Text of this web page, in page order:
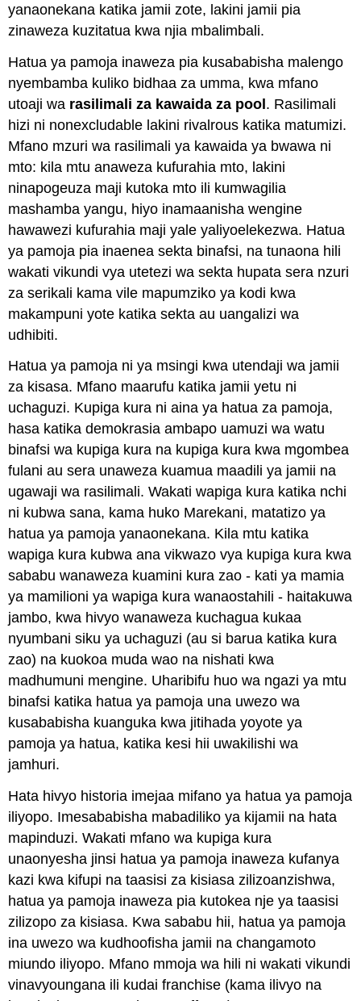
yanaonekana katika jamii zote, lakini jamii pia
zinaweza kuzitatua kwa njia mbalimbali.
Hatua ya pamoja inaweza pia kusababisha malengo
nyembamba kuliko bidhaa za umma, kwa mfano
utoaji wa rasilimali za kawaida za pool. Rasilimali
hizi ni nonexcludable lakini rivalrous katika matumizi.
Mfano mzuri wa rasilimali ya kawaida ya bwawa ni
mto: kila mtu anaweza kufurahia mto, lakini
ninapogeuza maji kutoka mto ili kumwagilia
mashamba yangu, hiyo inamaanisha wengine
hawawezi kufurahia maji yale yaliyoelekezwa. Hatua
ya pamoja pia inaenea sekta binafsi, na tunaona hili
wakati vikundi vya utetezi wa sekta hupata sera nzuri
za serikali kama vile mapumziko ya kodi kwa
makampuni yote katika sekta au uangalizi wa
udhibiti.
Hatua ya pamoja ni ya msingi kwa utendaji wa jamii
za kisasa. Mfano maarufu katika jamii yetu ni
uchaguzi. Kupiga kura ni aina ya hatua za pamoja,
hasa katika demokrasia ambapo uamuzi wa watu
binafsi wa kupiga kura na kupiga kura kwa mgombea
fulani au sera unaweza kuamua maadili ya jamii na
ugawaji wa rasilimali. Wakati wapiga kura katika nchi
ni kubwa sana, kama huko Marekani, matatizo ya
hatua ya pamoja yanaonekana. Kila mtu katika
wapiga kura kubwa ana vikwazo vya kupiga kura kwa
sababu wanaweza kuamini kura zao - kati ya mamia
ya mamilioni ya wapiga kura wanaostahili - haitakuwa
jambo, kwa hivyo wanaweza kuchagua kukaa
nyumbani siku ya uchaguzi (au si barua katika kura
zao) na kuokoa muda wao na nishati kwa
madhumuni mengine. Uharibifu huo wa ngazi ya mtu
binafsi katika hatua ya pamoja una uwezo wa
kusababisha kuanguka kwa jitihada yoyote ya
pamoja ya hatua, katika kesi hii uwakilishi wa
jamhuri.
Hata hivyo historia imejaa mifano ya hatua ya pamoja
iliyopo. Imesababisha mabadiliko ya kijamii na hata
mapinduzi. Wakati mfano wa kupiga kura
unaonyesha jinsi hatua ya pamoja inaweza kufanya
kazi kwa kifupi na taasisi za kisiasa zilizoanzishwa,
hatua ya pamoja inaweza pia kutokea nje ya taasisi
zilizopo za kisiasa. Kwa sababu hii, hatua ya pamoja
ina uwezo wa kudhoofisha jamii na changamoto
miundo iliyopo. Mfano mmoja wa hili ni wakati vikundi
vinavyoungana ili kudai franchise (kama ilivyo na